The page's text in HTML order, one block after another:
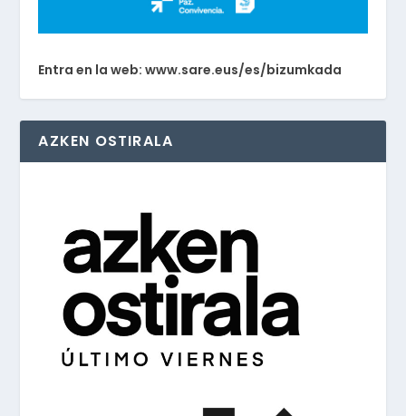
Entra en la web: www.sare.eus/es/bizumkada
AZKEN OSTIRALA